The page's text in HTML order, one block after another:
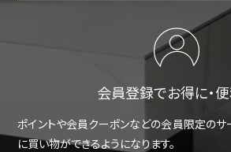
会員登録でお得に・
ポイントや会員クーポンなどの会員限定のサ
に買い物ができるようになります。